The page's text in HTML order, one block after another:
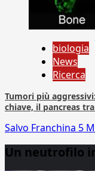
biologia
News
Ricerca
Tumori più
chiave, il pancreas
Salvo Franchina 5
Un neutrofilo